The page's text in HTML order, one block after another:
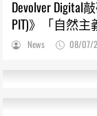
Devolver Digital
PIT)》「自然
萬份，遊戲史低
News 08/07/